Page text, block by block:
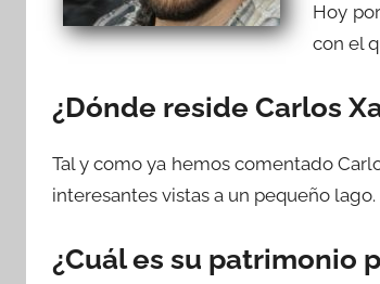
Hoy
con el
¿Dónde reside Carlos
Tal y como ya hemos comentado
interesantes vistas a un pequeño lago.
¿Cuál es su patrimonio